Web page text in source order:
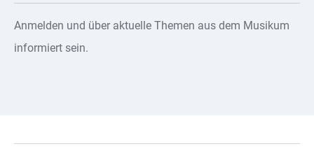
Anmelden und über aktuelle Themen aus dem Musikum
informiert sein.